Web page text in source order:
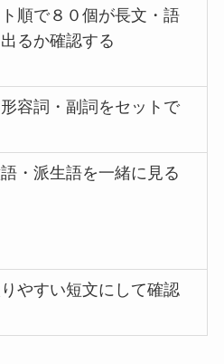
順で８０個が長文・語
るか確認する
容詞・副詞をセットで
・派生語を一緒に見る
やすい短文にして確認